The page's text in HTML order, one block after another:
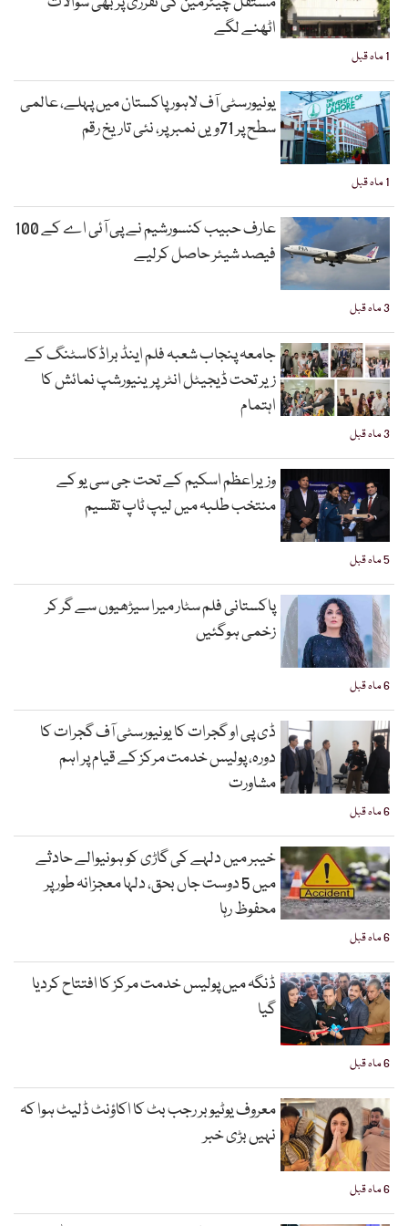
1 ماہ قبل
اٹھنے لگے
1 ماہ قبل
یونیورسٹی آف لاہور پاکستان میں پہلے، عالمی
سطح پر 71ویں نمبر پر، نئی تاریخ رقم
3 ماہ قبل
عارف حبیب کنسورشیم نے پی آئی اے کے 100
فیصد شیئر حاصل کرلیے
3 ماہ قبل
جامعہ پنجاب شعبہ فلم اینڈ براڈکاسٹنگ کے
زیر تحت ڈیجیٹل انٹرپرینیورشپ نمائش کا
اہتمام
5 ماہ قبل
وزیراعظم اسکیم کے تحت جی سی یو کے
منتخب طلبہ میں لیپ ٹاپ تقسیم
6 ماہ قبل
پاکستانی فلم سٹار میرا سیڑھیوں سے گر کر
زخمی ہوگئیں
6 ماہ قبل
ڈی پی او گجرات کا یونیورسٹی آف گجرات کا
دورہ، پولیس خدمت مرکز کے قیام پر اہم
مشاورت
6 ماہ قبل
خیبر میں دلہے کی گاڑی کو ہونیوالے حادثے
میں 5 دوست جاں بحق، دلہا معجزانہ طور پر
محفوظ رہا
6 ماہ قبل
ڈنگہ میں پولیس خدمت مرکز کا افتتاح کردیا
گیا
6 ماہ قبل
معروف یوٹیوبر رجب بٹ کا اکاؤنٹ ڈلیٹ ہوا کہ
نہیں بڑی خبر